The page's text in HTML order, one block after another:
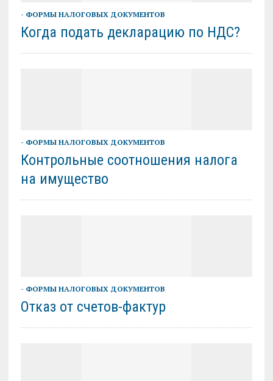
- ФОРМЫ НАЛОГОВЫХ ДОКУМЕНТОВ
Когда подать декларацию по НДС?
- ФОРМЫ НАЛОГОВЫХ ДОКУМЕНТОВ
Контрольные соотношения налога
на имущество
- ФОРМЫ НАЛОГОВЫХ ДОКУМЕНТОВ
Отказ от счетов-фактур